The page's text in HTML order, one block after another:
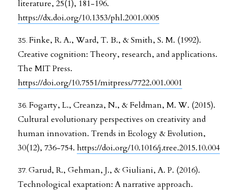
literature, 25(1), 181-196.
https://dx.doi.org/10.1353/phl.2001.0005
Finke, R. A., Ward, T. B., & Smith, S. M. (1992).
Creative cognition: Theory, research, and applications.
The MIT Press.
https://doi.org/10.7551/mitpress/7722.001.0001
Fogarty, L., Creanza, N., & Feldman, M. W. (2015).
Cultural evolutionary perspectives on creativity and
human innovation. Trends in Ecology & Evolution,
30(12), 736-754. https://doi.org/10.1016/j.tree.2015.10.004
Garud, R., Gehman, J., & Giuliani, A. P. (2016).
Technological exaptation: A narrative approach.